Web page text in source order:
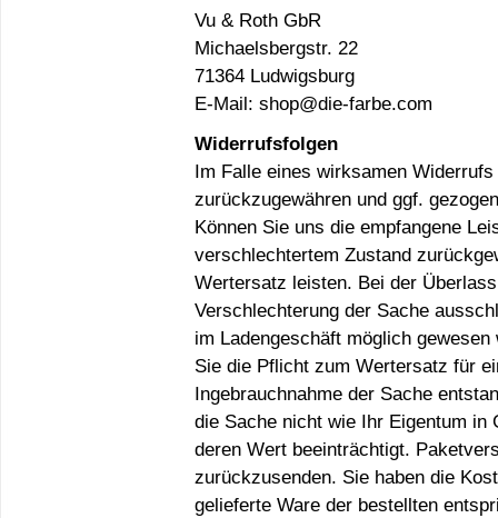
Vu & Roth GbR
Michaelsbergstr. 22
71364 Ludwigsburg
E-Mail: shop@die-farbe.com
Widerrufsfolgen
Im Falle eines wirksamen
zurückzugewähren und ggf.
Können Sie uns die empfangene
verschlechtertem Zustand
Wertersatz leisten. Bei der
Verschlechterung der Sache
im Ladengeschäft möglich
Sie die Pflicht zum Wertersatz für
Ingebrauchnahme der Sache
die Sache nicht wie Ihr Eigentum in
deren Wert beeinträchtigt.
zurückzusenden. Sie haben die
gelieferte Ware der bestellten